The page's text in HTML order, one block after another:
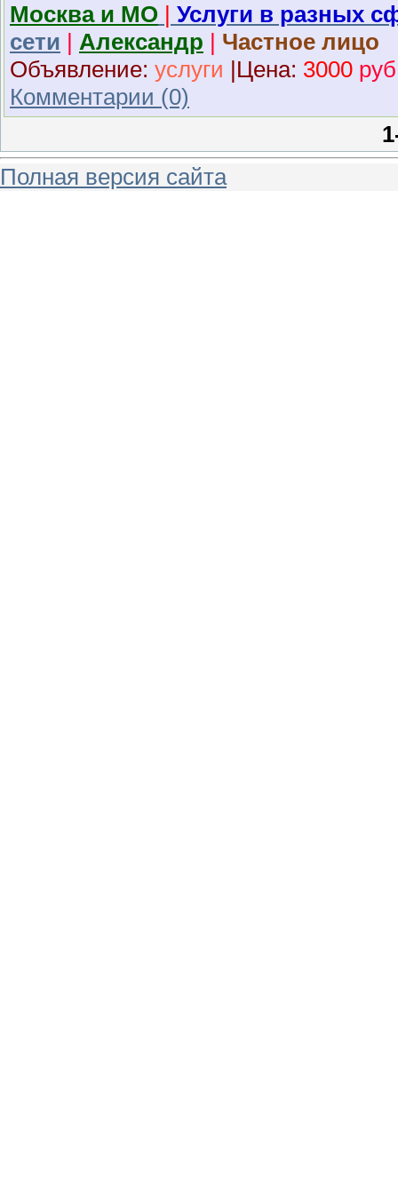
Москва и МО | Услуги в разных
сети | Александр | Частное лицо
Объявление: услуги |Цена: 3000
Комментарии (0)
Полная версия сайта